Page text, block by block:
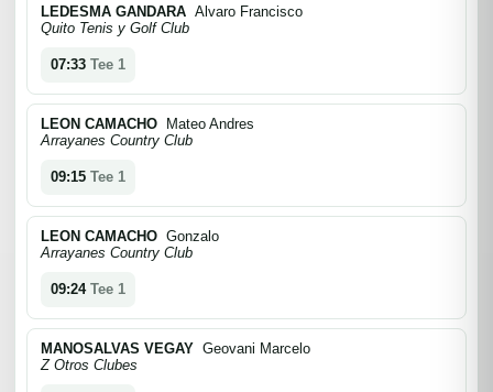
LEDESMA GANDARA Alvaro Francisco
Quito Tenis y Golf Club
07:33 Tee 1
LEON CAMACHO Mateo Andres
Arrayanes Country Club
09:15 Tee 1
LEON CAMACHO Gonzalo
Arrayanes Country Club
09:24 Tee 1
MANOSALVAS VEGAY Geovani Marcelo
Z Otros Clubes